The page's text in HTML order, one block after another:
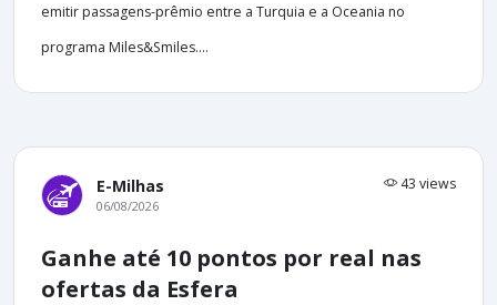
emitir passagens-prêmio entre a Turquia e a Oceania no
programa Miles&Smiles....
E-Milhas 43 views
06/08/2026
Ganhe até 10 pontos por real nas
ofertas da Esfera